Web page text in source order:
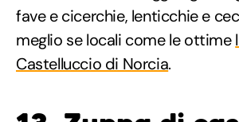
fave e cicerchie, lenticchie e
meglio se locali come le ottime
Castelluccio di Norcia.